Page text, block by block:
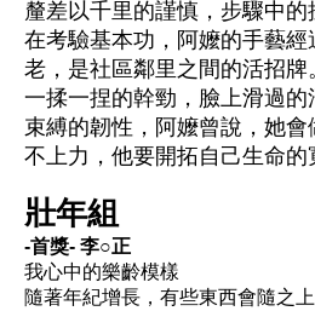
釐差以千里的謹慎，步驟中
在考驗基本功，阿嬤的手藝
老，是社區鄰里之間的活招牌
一揉一捏的幹勁，臉上滑過
束縛的韌性，阿嬤曾說，她
不上力，他要開拓自己生命的
壯年組
-首獎- 李○正
我心中的樂齡模樣
隨著年紀增長，有些東西會隨之